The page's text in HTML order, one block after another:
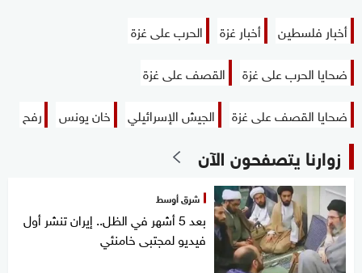
أخبار فلسطين أخبار غزة
الحرب على غزة
ضحايا الحرب على غزة
القصف على غزة
ضحايا القصف على غزة
الجيش الإسرائيلي خان يونس رفح
زوارنا يتصفحون الآن
شرق أوسط
بعد 5 أشهر في الظل.. إيران تنشر أول
فيديو لمجتبى خامنئي